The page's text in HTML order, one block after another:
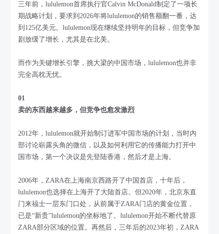
三年前，lululemon首席执行官Calvin McDonald制定了一项长
期战略计划，要求到2026年将lululemon的销售额翻一番，达
到125亿美元。lululemon现在继续坚持明年的目标，但竞争加
剧放缓了增长，尤其是在北美。
而作为关键增长引擎，挑大梁的中国市场，lululemon也并非
完全高枕无忧。
01
卖的东西越来越多，但竞争也愈发激烈
2012年，lululemon就开始制订进军中国市场的计划，当时内
部讨论崭露头角的微信，以及如何利用它的传播能力打开中
国市场，第一个决议是先登陆香港，然后才是上海。
2006年，ZARA在上海南京西路开了中国首店，十年后，
lululemon也选择在上海开了大陆首店。但2020年，北京东直
门来福士一层东门口处，从前属于ZARA门店的黄金位置，
已是“新贵”lululemon的坐标地了。lululemon开始不断代替原
ZARA部分区域的位置。再然后，三年后的2023年初，ZARA